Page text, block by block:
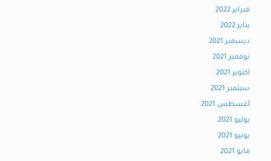
فبراير 2022
يناير 2022
ديسمبر 2021
نوفمبر 2021
أكتوبر 2021
سبتمبر 2021
أغسطس 2021
يوليو 2021
يونيو 2021
مايو 2021